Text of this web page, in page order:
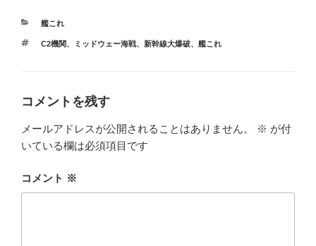
カ
ゴ
艦これ
タ
C2機関、 ミッドウェー海戦、 新幹線大爆破、 艦これ
コメントを残す
メールアドレスが公開されることはありません。 ※ が付
いている欄は必須項目です
コメント ※